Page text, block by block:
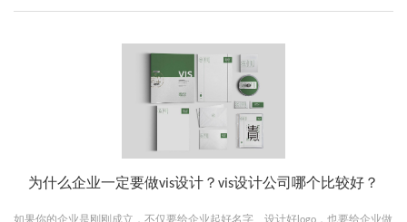
为什么企业一定要做vis设计？vis设计公司哪个比较好？